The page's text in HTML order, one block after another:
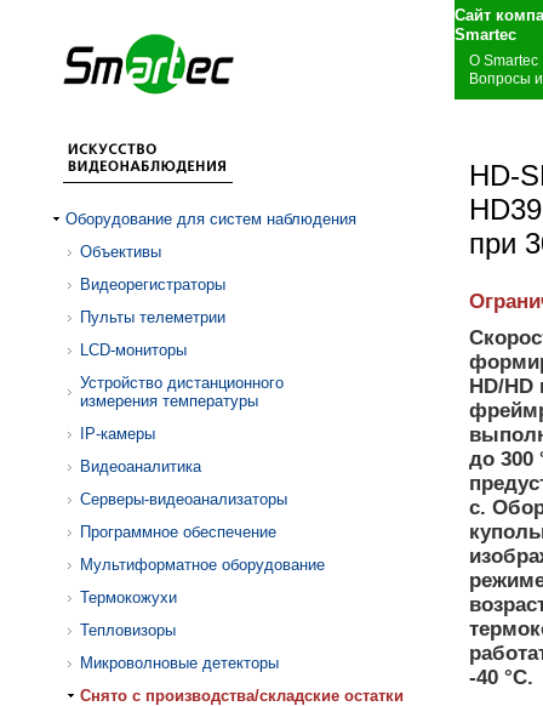
Сайт
О Smartec
Вопросы
Оборудование для систем наблюдения
Объективы
Видеорегистраторы
Пульты телеметрии
LCD-мониторы
Устройство дистанционного
измерения температуры
IP-камеры
Видеоаналитика
Серверы-видеоанализаторы
Программное обеспечение
Мультиформатное оборудование
Термокожухи
Тепловизоры
Микроволновые детекторы
Cнято с производства/складские остатки
HD-
при
HD/
до 300
с.
-40 °С.